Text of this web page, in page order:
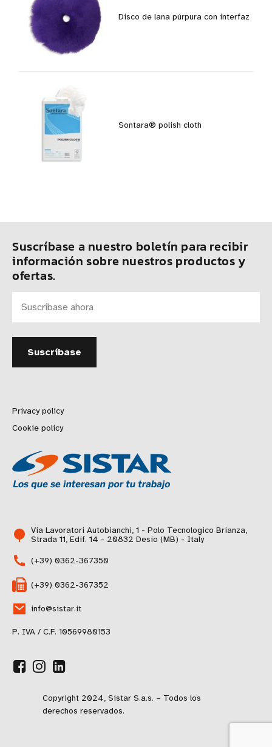
Disco de lana púrpura con interfaz
Sontara® polish cloth
Suscríbase a nuestro boletín para recibir
información sobre nuestros productos y
ofertas.
Privacy policy
Cookie policy
Via Lavoratori Autobianchi, 1 - Polo Tecnologico Brianza,
Strada 11, Edif. 14 - 20832 Desio (MB) - Italy
(+39) 0362-367350
(+39) 0362-367352
info@sistar.it
P. IVA / C.F. 10569980153
Copyright 2024, Sistar S.a.s. – Todos los
derechos reservados.